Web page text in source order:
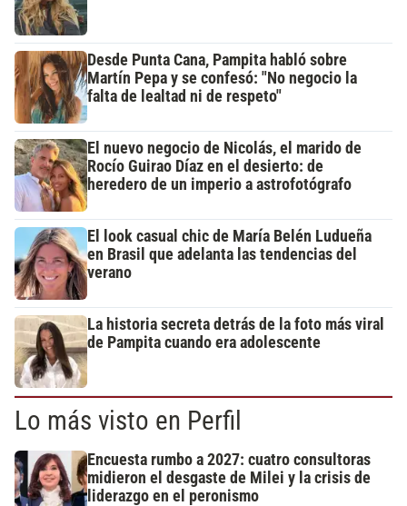
Desde Punta Cana, Pampita habló sobre
Martín Pepa y se confesó: "No negocio la
falta de lealtad ni de respeto"
El nuevo negocio de Nicolás, el marido de
Rocío Guirao Díaz en el desierto: de
heredero de un imperio a astrofotógrafo
El look casual chic de María Belén Ludueña
en Brasil que adelanta las tendencias del
verano
La historia secreta detrás de la foto más viral
de Pampita cuando era adolescente
Lo más visto en Perfil
Encuesta rumbo a 2027: cuatro consultoras
midieron el desgaste de Milei y la crisis de
liderazgo en el peronismo